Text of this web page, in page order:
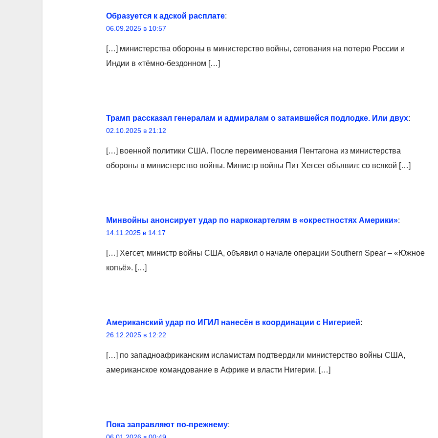
Образуется к адской расплате:
06.09.2025 в 10:57
[…] министерства обороны в министерство войны, сетования на потерю России и
Индии в «тёмно-бездонном […]
Трамп рассказал генералам и адмиралам о затаившейся подлодке. Или двух:
02.10.2025 в 21:12
[…] военной политики США. После переименования Пентагона из министерства
обороны в министерство войны. Министр войны Пит Хегсет объявил: со всякой […]
Минвойны анонсирует удар по наркокартелям в «окрестностях Америки»:
14.11.2025 в 14:17
[…] Хегсет, министр войны США, объявил о начале операции Southern Spear – «Южное
копьё». […]
Американский удар по ИГИЛ нанесён в координации с Нигерией:
26.12.2025 в 12:22
[…] по западноафриканским исламистам подтвердили министерство войны США,
американское командование в Африке и власти Нигерии. […]
Пока заправляют по-прежнему: